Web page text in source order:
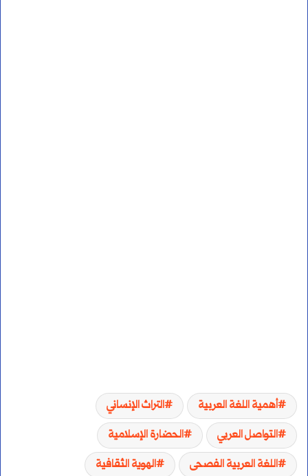
أهمية اللغة العربية
التراث الإنساني
التواصل العربي
الحضارة الإسلامية
اللغة العربية الفصحى
الهوية الثقافية